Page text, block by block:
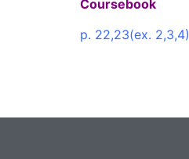
Coursebook
p. 22,23(ex. 2,3,4)